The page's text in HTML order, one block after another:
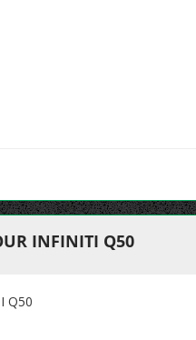
INFINITI Q50
Q50